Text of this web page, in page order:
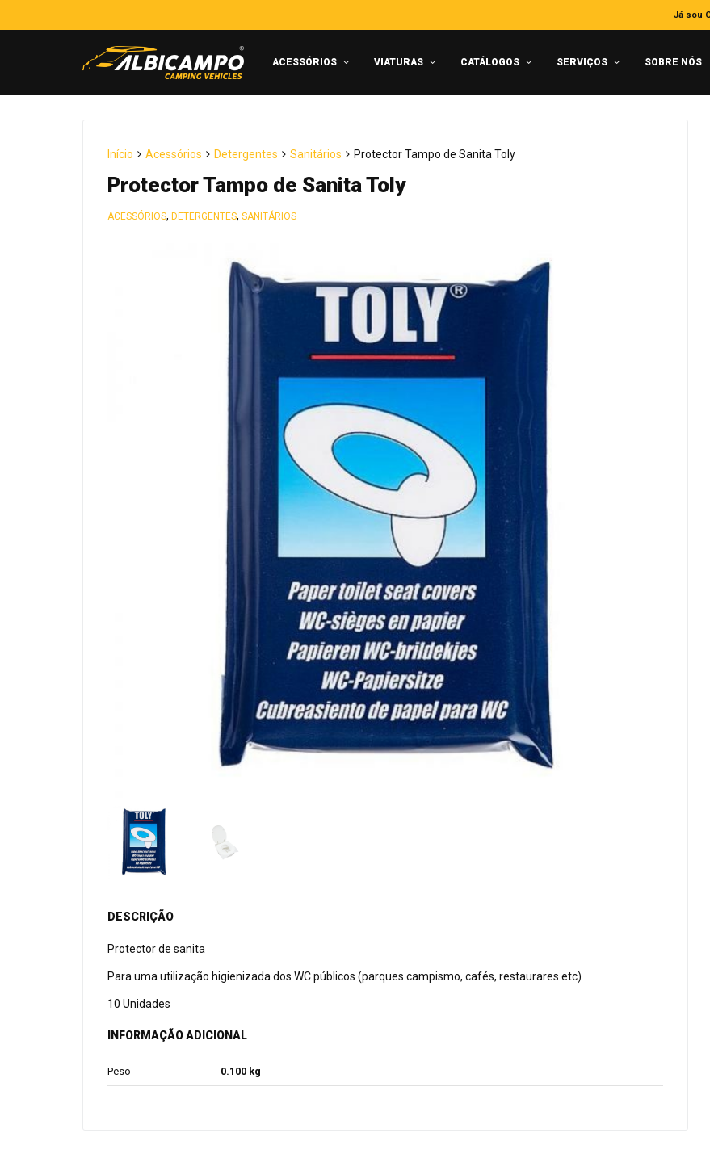
Já sou
ACESSÓRIOS VIATURAS CATÁLOGOS SERVIÇOS SOBRE NÓS
Início Acessórios Detergentes Sanitários Protector Tampo de Sanita Toly
Protector Tampo de Sanita Toly
ACESSÓRIOS, DETERGENTES, SANITÁRIOS
DESCRIÇÃO
Protector de sanita
Para uma utilização higienizada dos WC públicos (parques campismo, cafés, restaurares etc)
10 Unidades
INFORMAÇÃO ADICIONAL
Peso 0.100 kg